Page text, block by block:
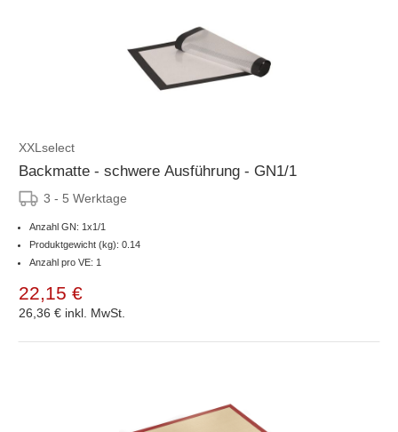
XXLselect
Backmatte - schwere Ausführung - GN1/1
3 - 5 Werktage
Anzahl GN: 1x1/1
Produktgewicht (kg): 0.14
Anzahl pro VE: 1
22,15 €
26,36 € inkl. MwSt.